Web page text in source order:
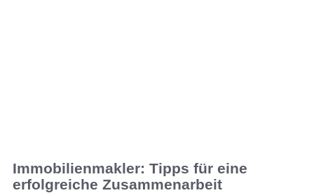
Immobilienmakler: Tipps für eine
erfolgreiche Zusammenarbeit